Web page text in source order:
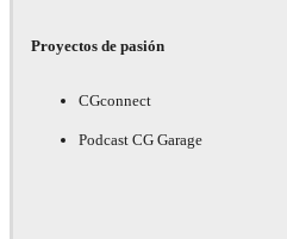
Proyectos de pasión
CGconnect
Podcast CG Garage